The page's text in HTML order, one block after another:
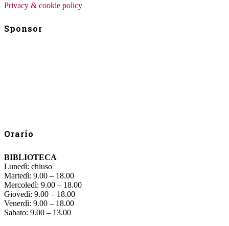
Privacy & cookie policy
Sponsor
Orario
BIBLIOTECA
Lunedì: chiuso
Martedì: 9.00 – 18.00
Mercoledì: 9.00 – 18.00
Giovedì: 9.00 – 18.00
Venerdì: 9.00 – 18.00
Sabato: 9.00 – 13.00